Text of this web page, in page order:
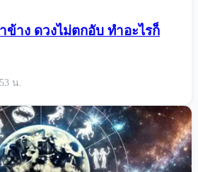
ข้าง ดวงไม่ตกอับ ทำอะไรก็
น.